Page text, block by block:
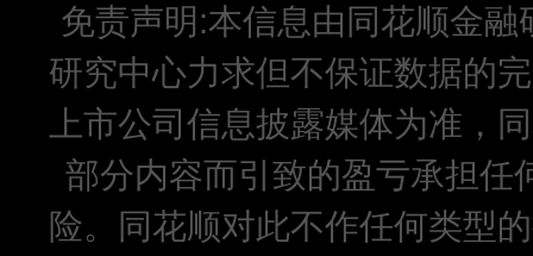
免责声明:本信息由同花顺金
研究中心力求但不保证数据的
上市公司信息披露媒体为准，
部分内容而引致的盈亏承担任
险。同花顺对此不作任何类型